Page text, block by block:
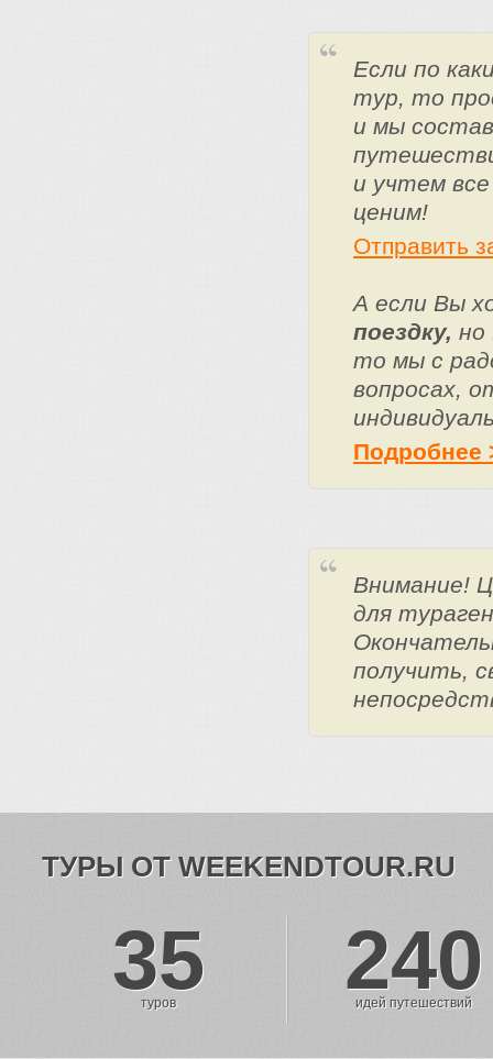
Если по
тур, то
и мы
и учтем
ценим!
Отправить
А если Вы
поездку, но
то мы с
вопросах,
Подробнее
Внимание!
для
получить,
ТУРЫ ОТ WEEKENDTOUR.RU
35
туров 240
идей путешествий